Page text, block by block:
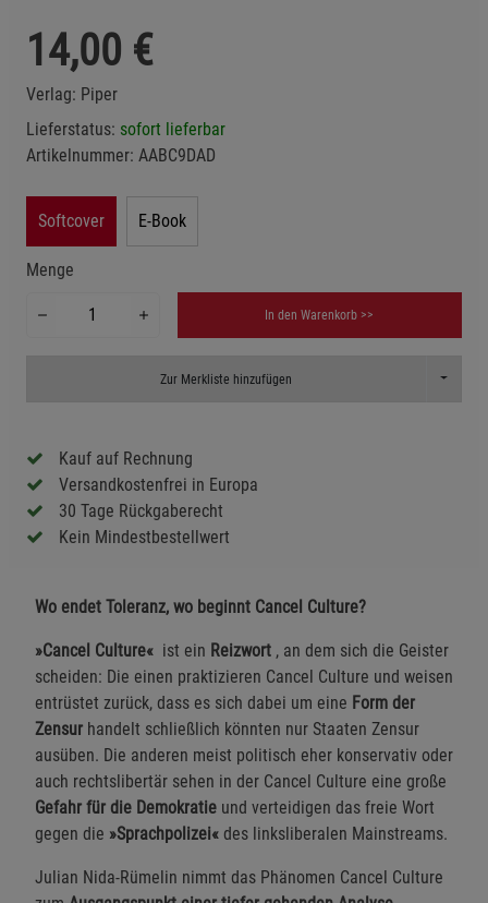
14,00 €
Verlag: Piper
Lieferstatus: sofort lieferbar
Artikelnummer: AABC9DAD
Softcover E-Book
Menge
In den Warenkorb >>
Zur Merkliste hinzufügen Toggle
Kauf auf Rechnung
Versandkostenfrei in Europa
30 Tage Rückgaberecht
Kein Mindestbestellwert
Wo endet Toleranz, wo beginnt Cancel Culture?
»Cancel Culture« ist ein Reizwort , an dem sich die Geister
scheiden: Die einen praktizieren Cancel Culture und weisen
entrüstet zurück, dass es sich dabei um eine Form der
Zensur handelt schließlich könnten nur Staaten Zensur
ausüben. Die anderen meist politisch eher konservativ oder
auch rechtslibertär sehen in der Cancel Culture eine große
Gefahr für die Demokratie und verteidigen das freie Wort
gegen die »Sprachpolizei« des linksliberalen Mainstreams.
Julian Nida-Rümelin nimmt das Phänomen Cancel Culture